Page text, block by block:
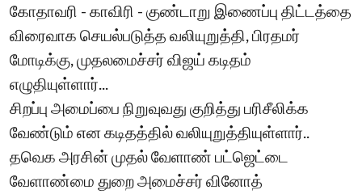
கோதாவரி - காவிரி - குண்டாறு இணைப்பு திட்டத்தை
விரைவாக செயல்படுத்த வலியுறுத்தி, பிரதமர்
மோடிக்கு, முதலமைச்சர் விஜய் கடிதம்
எழுதியுள்ளார்...
சிறப்பு அமைப்பை நிறுவுவது குறித்து பரிசீலிக்க
வேண்டும் என கடிதத்தில் வலியுறுத்தியுள்ளார்..
தவெக அரசின் முதல் வேளாண் பட்ஜெட்டை
வேளாண்மை துறை அமைச்சர் வினோத்